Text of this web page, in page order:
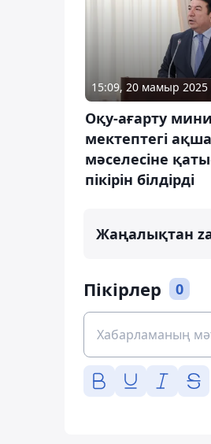
15:09, 20 мамыр 2025
Оқу-ағарту
мектептегі
мәселесіне
пікірін білдірді
Жаңалықтан
Пікірлер 0